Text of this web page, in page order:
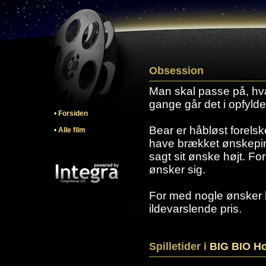
• Forsiden
• Alle film
Obsession
Man skal passe på,
gange går det i
Bear er håbløst
have brækket
sagt sit ønske højt.
ønsker sig.
For med nogle
ildevarslende pris.
Spilletider i BIG BIO